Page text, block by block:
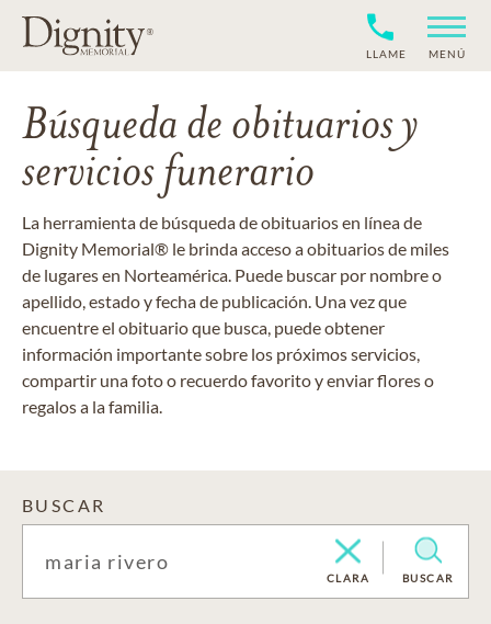
LLAME MENÚ
Búsqueda de obituarios y
servicios funerario
La herramienta de búsqueda de obituarios en línea de
Dignity Memorial® le brinda acceso a obituarios de miles
de lugares en Norteamérica. Puede buscar por nombre o
apellido, estado y fecha de publicación. Una vez que
encuentre el obituario que busca, puede obtener
información importante sobre los próximos servicios,
compartir una foto o recuerdo favorito y enviar flores o
regalos a la familia.
BUSCAR
CLARA BUSCAR